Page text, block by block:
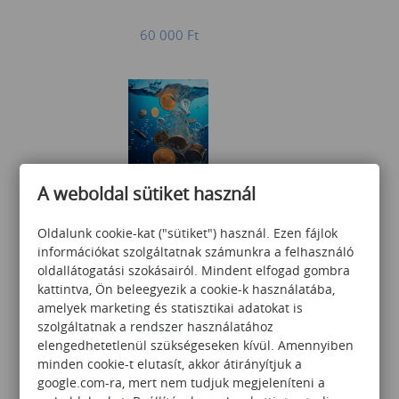
60 000 Ft
Pénzügyi alapismeretek
vezetők számára (pénzügy
60 000Ft
A weboldal sütiket használ
Oldalunk cookie-kat ("sütiket") használ. Ezen fájlok
információkat szolgáltatnak számunkra a felhasználó
oldallátogatási szokásairól. Mindent elfogad gombra
kattintva, Ön beleegyezik a cookie-k használatába,
amelyek marketing és statisztikai adatokat is
szolgáltatnak a rendszer használatához
elengedhetetlenül szükségeseken kívül. Amennyiben
minden cookie-t elutasít, akkor átirányítjuk a
google.com-ra, mert nem tudjuk megjeleníteni a